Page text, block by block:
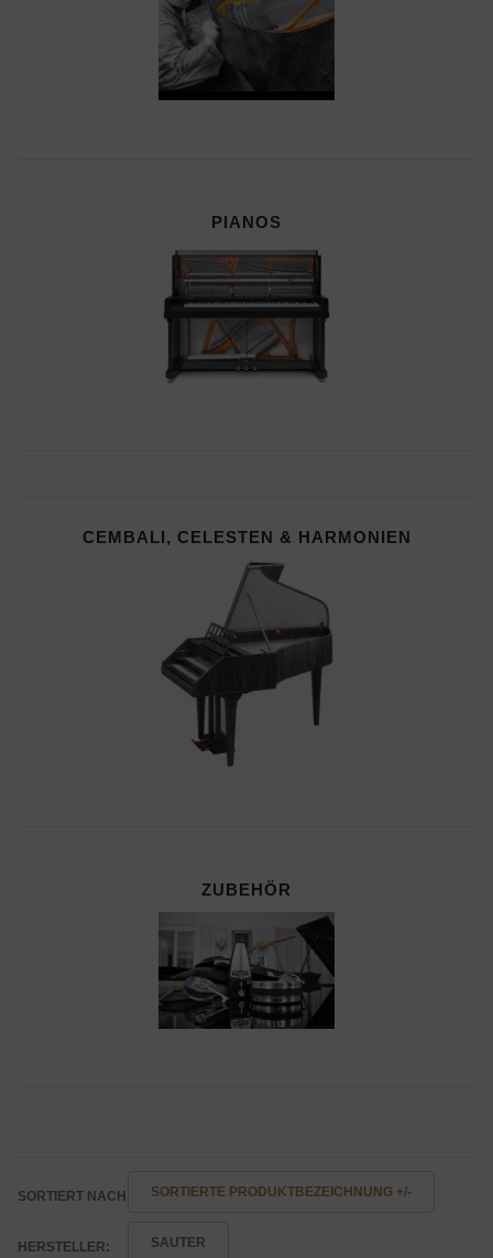
PIANOS
CEMBALI, CELESTEN & HARMONIEN
ZUBEHÖR
SORTIERT NACH SORTIERTE PRODUKTBEZEICHNUNG +/-
HERSTELLER: SAUTER